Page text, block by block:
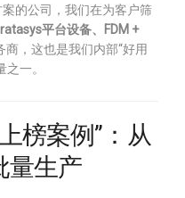
的公司，我们在为客户筛
平台设备、FDM +
商，这也是我们内部“好用
一。
榜案例”：从
量生产